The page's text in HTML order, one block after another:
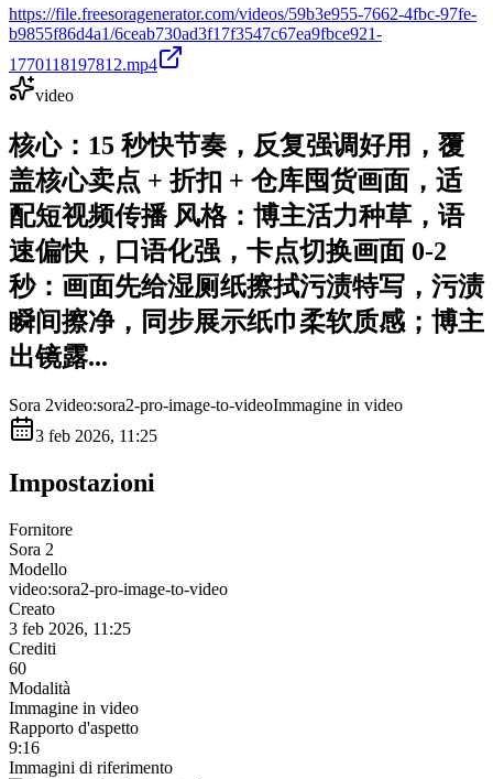
https://file.freesoragenerator.com/videos/59b3e955-7662-4fbc-97fe-
b9855f86d4a1/6ceab730ad3f17f3547c67ea9fbce921-
1770118197812.mp4
video
核心：15 秒快节奏，反复强调好用，覆
盖核心卖点 + 折扣 + 仓库囤货画面，适
配短视频传播 风格：博主活力种草，语
速偏快，口语化强，卡点切换画面 0-2
秒：画面先给湿厕纸擦拭污渍特写，污渍
瞬间擦净，同步展示纸巾柔软质感；博主
出镜露...
Sora 2video:sora2-pro-image-to-videoImmagine in video
3 feb 2026, 11:25
Impostazioni
Fornitore
Sora 2
Modello
video:sora2-pro-image-to-video
Creato
3 feb 2026, 11:25
Crediti
60
Modalità
Immagine in video
Rapporto d'aspetto
9:16
Immagini di riferimento